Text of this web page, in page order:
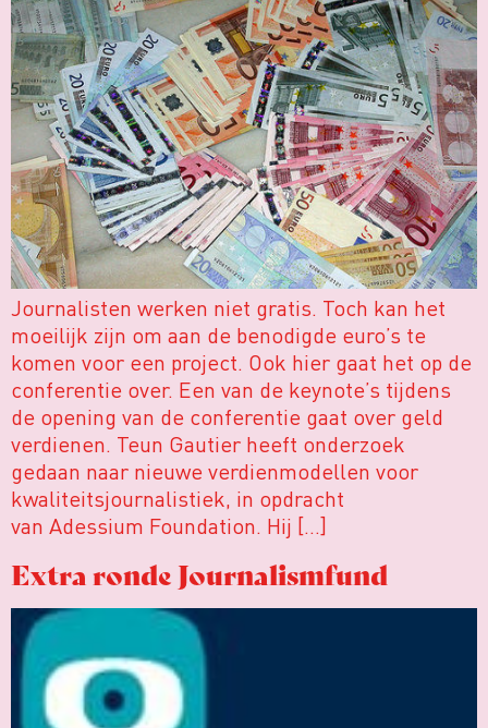
Journalisten werken niet gratis. Toch kan het
moeilijk zijn om aan de benodigde euro’s te
komen voor een project. Ook hier gaat het op de
conferentie over. Een van de keynote’s tijdens
de opening van de conferentie gaat over geld
verdienen. Teun Gautier heeft onderzoek
gedaan naar nieuwe verdienmodellen voor
kwaliteitsjournalistiek, in opdracht
van Adessium Foundation. Hij […]
Extra ronde Journalismfund